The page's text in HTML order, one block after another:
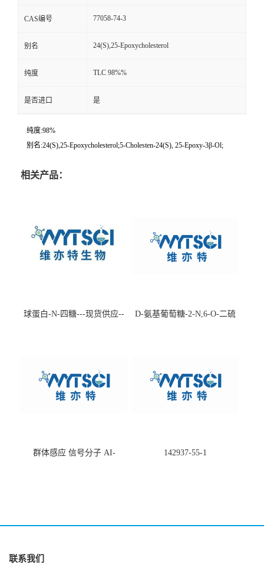
CAS编号 77058-74-3
别名 24(S),25-Epoxycholesterol
纯度 TLC 98%%
是否进口 是
纯度:98%
别名:24(S),25-Epoxycholesterol;5-Cholesten-24(S), 25-Epoxy-3β-Ol;
相关产品：
球蛋白-N-四糖---现货供应--
D-氨基葡萄糖-2-N,6-O-二硫
群体感应 信号分子 AI-
142937-55-1
联系我们